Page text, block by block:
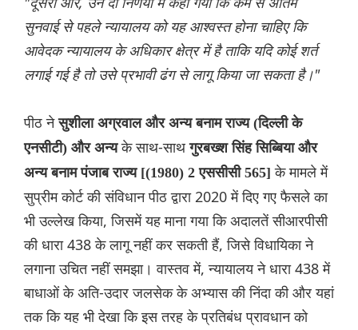
सुनवाई से पहले न्यायालय को यह आश्वस्त होना चाहिए कि
आवेदक न्यायालय के अधिकार क्षेत्र में है ताकि यदि कोई शर्त
लगाई गई है तो उसे प्रभावी ढंग से लागू किया जा सकता है।"
पीठ नेसुशीला अग्रवाल और अन्य बनाम राज्य (दिल्ली के
एनसीटी) और अन्यके साथ-साथगुरबख्श सिंह सिब्बिया और
अन्य बनाम पंजाब राज्य [(1980) 2 एससीसी 565] के मामले में
सुप्रीम कोर्ट की संविधान पीठ द्वारा 2020 में दिए गए फैसले का
भी उल्लेख किया, जिसमें यह माना गया कि अदालतें सीआरपीसी
की धारा 438 के लागू नहीं कर सकती हैं, जिसे विधायिका ने
लगाना उचित नहीं समझा। वास्तव में, न्यायालय ने धारा 438 में
बाधाओं के अति-उदार जलसेक के अभ्यास की निंदा की और यहां
तक ​​​​कि यह भी देखा कि इस तरह के प्रतिबंध प्रावधान को